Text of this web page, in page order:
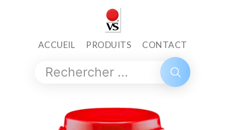
ACCUEIL PRODUITS CONTACT